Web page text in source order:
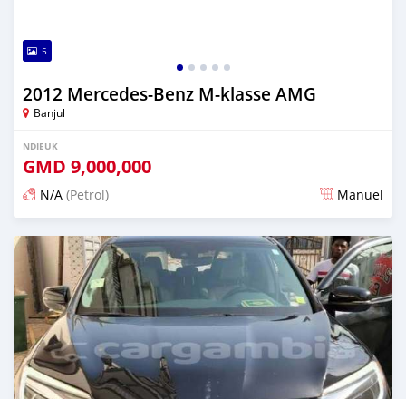
5
2012 Mercedes-Benz M-klasse AMG
Banjul
NDIEUK
GMD 9,000,000
N/A (Petrol) Manuel
Dougal na niou ko depuis 25 days